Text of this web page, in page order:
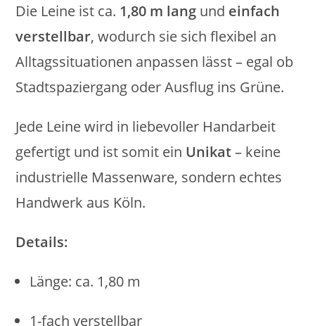
Die Leine ist ca. 1,80 m lang und einfach
verstellbar, wodurch sie sich flexibel an
Alltagssituationen anpassen lässt – egal ob
Stadtspaziergang oder Ausflug ins Grüne.
Jede Leine wird in liebevoller Handarbeit
gefertigt und ist somit ein Unikat– keine
industrielle Massenware, sondern echtes
Handwerk aus Köln.
Details:
Länge: ca. 1,80 m
1-fach verstellbar